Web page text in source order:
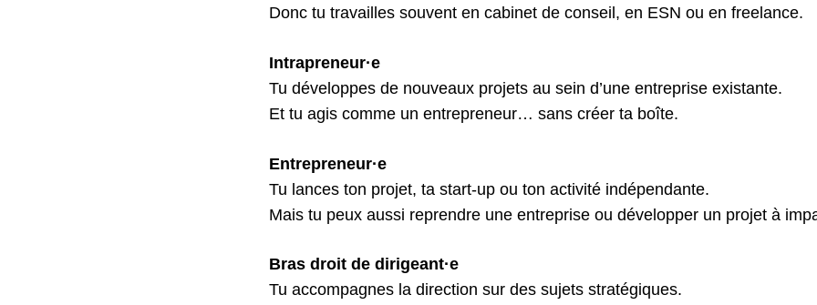
Donc tu travailles souvent en cabinet de conseil, en ESN ou en freelance.
Intrapreneur·e
Tu développes de nouveaux projets au sein d’une entreprise existante.
Et tu agis comme un entrepreneur… sans créer ta boîte.
Entrepreneur·e
Tu lances ton projet, ta start-up ou ton activité indépendante.
Mais tu peux aussi reprendre une entreprise ou développer un projet à
Bras droit de dirigeant·e
Tu accompagnes la direction sur des sujets stratégiques.